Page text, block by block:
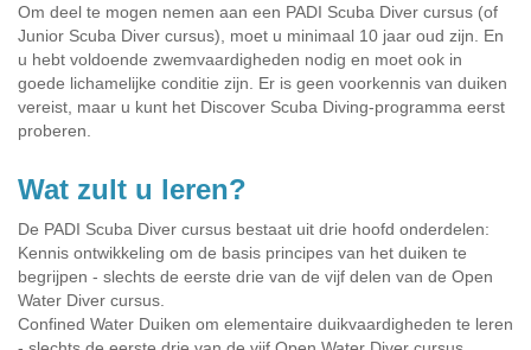
Om deel te mogen nemen aan een PADI Scuba Diver cursus (of
Junior Scuba Diver cursus), moet u minimaal 10 jaar oud zijn. En
u hebt voldoende zwemvaardigheden nodig en moet ook in
goede lichamelijke conditie zijn. Er is geen voorkennis van duiken
vereist, maar u kunt het Discover Scuba Diving-programma eerst
proberen.
Wat zult u leren?
De PADI Scuba Diver cursus bestaat uit drie hoofd onderdelen:
Kennis ontwikkeling om de basis principes van het duiken te
begrijpen - slechts de eerste drie van de vijf delen van de Open
Water Diver cursus.
Confined Water Duiken om elementaire duikvaardigheden te leren